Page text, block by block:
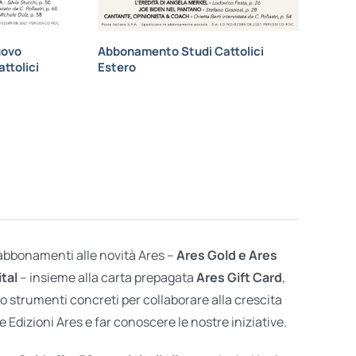
Abbonamento Studi Cattolici
Estero
alle novità Ares –Ares Gold e Ares
– insieme alla carta prepagataAres Gift Card,
strumenti concreti per collaborare alla crescita
Edizioni Ares e far conoscere le nostre iniziative.